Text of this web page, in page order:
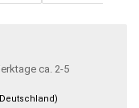
ca. 2-5